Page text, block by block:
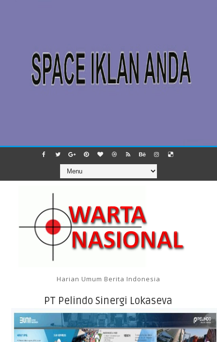
Harian Umum Berita Indonesia
PT Pelindo Sinergi Lokaseva